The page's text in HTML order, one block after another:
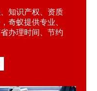
知识产权、资质
奇蚁提供专业、
办理时间、节约